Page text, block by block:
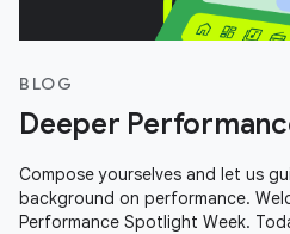
BLOG
Deeper
Compose yourselves and let us
background on performance.
Performance Spotlight Week.